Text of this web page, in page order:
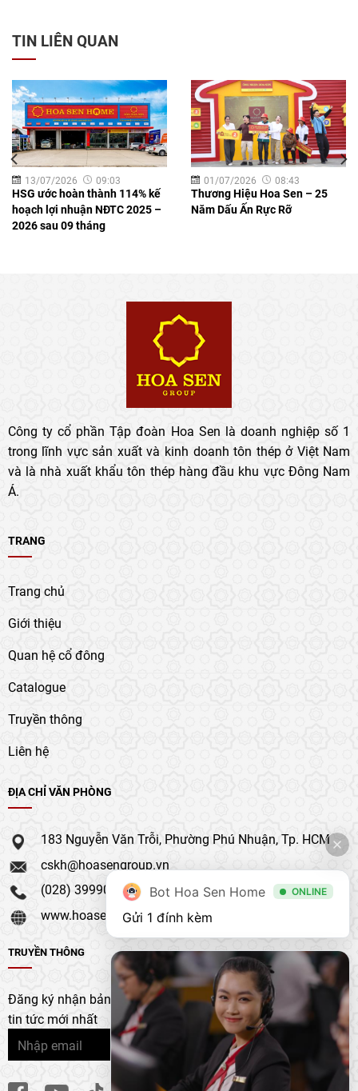
TIN LIÊN QUAN
13/07/2026 09:03
HSG ước hoàn thành 114% kế
hoạch lợi nhuận NĐTC 2025 –
2026 sau 09 tháng
01/07/2026 08:43
Thương Hiệu Hoa Sen – 25
Năm Dấu Ấn Rực Rỡ
Công ty cổ phần Tập đoàn Hoa Sen là doanh nghiệp số 1
trong lĩnh vực sản xuất và kinh doanh tôn thép ở Việt Nam
và là nhà xuất khẩu tôn thép hàng đầu khu vực Đông Nam
Á.
TRANG
Trang chủ
Giới thiệu
Quan hệ cổ đông
Catalogue
Truyền thông
Liên hệ
ĐỊA CHỈ VĂN PHÒNG
183 Nguyễn Văn Trỗi, Phường Phú Nhuận, Tp. HCM
cskh@hoasengroup.vn
(028) 39990 111
www.hoasengroup.vn
TRUYỀN THÔNG
Đăng ký nhận bản tin của chúng tôi để nhận bản cập nhật &
tin tức mới nhất
Bot Hoa Sen Home ONLINE
Gửi 1 đính kèm